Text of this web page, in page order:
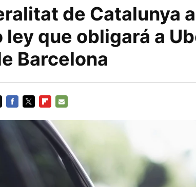
de Catalunya
que obligará a
Barcelona
MAIL